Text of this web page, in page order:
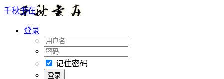
千秋书在
登录
记住密码